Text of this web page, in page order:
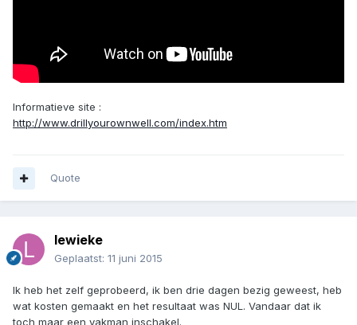
Informatieve site :
http://www.drillyourownwell.com/index.htm
Quote
lewieke
Geplaatst: 11 juni 2015
Ik heb het zelf geprobeerd, ik ben drie dagen bezig geweest, heb
wat kosten gemaakt en het resultaat was NUL. Vandaar dat ik
toch maar een vakman inschakel.